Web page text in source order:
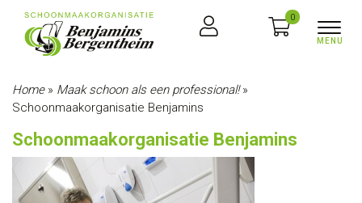
0
Home» Maak schoon als een professional!»
Schoonmaakorganisatie Benjamins
Schoonmaakorganisatie Benjamins